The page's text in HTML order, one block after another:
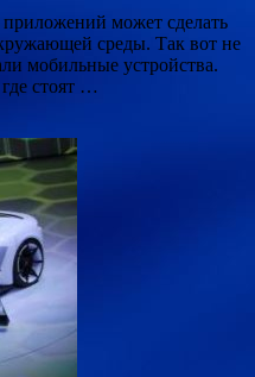
может сделать
среды. Так вот не
мобильные устройства.
стоят …